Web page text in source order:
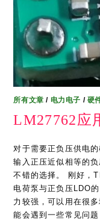
所有文章 / 电力电子 / 硬
LM27762应
对于需要正负压供电
输入正压近似相等的
不错的选择。 刚好，
电荷泵与正负压LDO
力较强，可以用在很
能会遇到一些常见问